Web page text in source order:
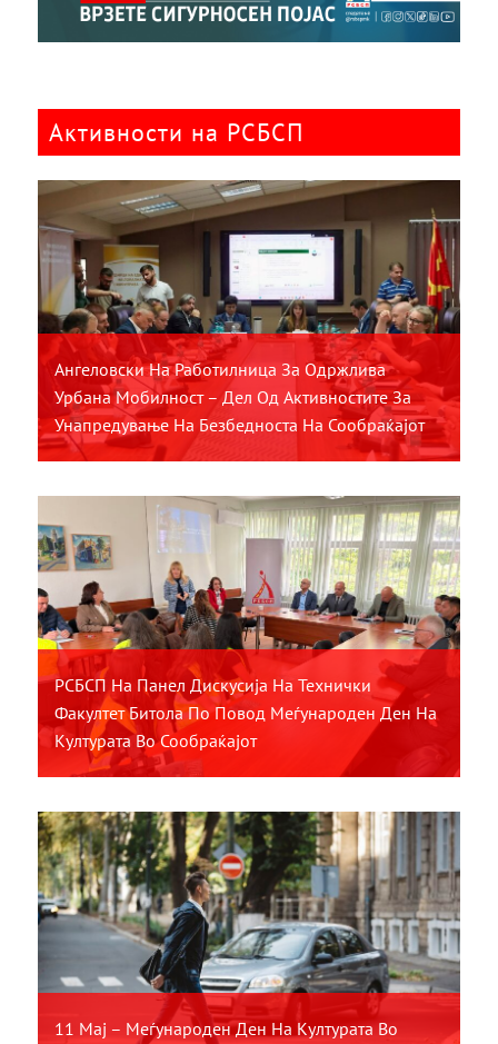
Активности на РСБСП
Ангеловски На Работилница За Одржлива
Урбана Мобилност – Дел Од Активностите За
Унапредување На Безбедноста На Сообраќајот
РСБСП На Панел Дискусија На Технички
Факултет Битола По Повод Меѓународен Ден На
Културата Во Сообраќајот
11 Мај – Меѓународен Ден На Културата Во